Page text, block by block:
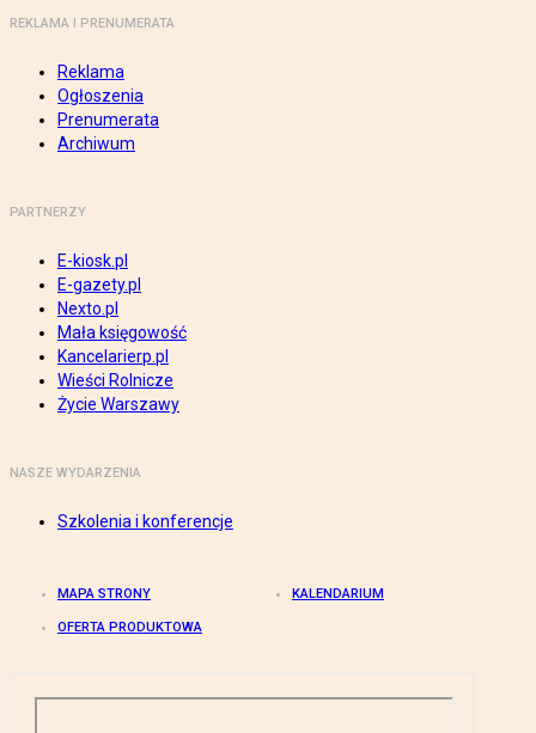
REKLAMA I PRENUMERATA
Reklama
Ogłoszenia
Prenumerata
Archiwum
PARTNERZY
E-kiosk.pl
E-gazety.pl
Nexto.pl
Mała księgowość
Kancelarierp.pl
Wieści Rolnicze
Życie Warszawy
NASZE WYDARZENIA
Szkolenia i konferencje
MAPA STRONY KALENDARIUM
OFERTA PRODUKTOWA